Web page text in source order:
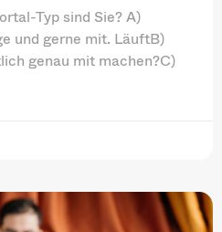
Typ sind Sie? A)
und gerne mit. LäuftB)
genau mit machen?C)